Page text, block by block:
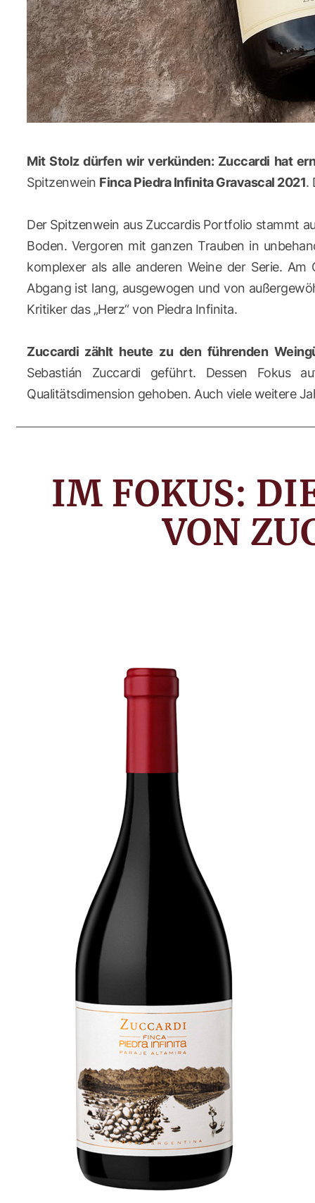
Mit Stolz dürfen wir verkünden: Zuccardi hat
Spitzenwein Finca Piedra Infinita Gravascal 2021.
Der Spitzenwein aus Zuccardis Portfolio stammt
Boden. Vergoren mit ganzen Trauben in
komplexer als alle anderen Weine der Serie.
Abgang ist lang, ausgewogen und von
Kritiker das „Herz“ von Piedra Infinita.
Zuccardi zählt heute zu den führenden
Sebastián Zuccardi geführt. Dessen Fokus
Qualitätsdimension gehoben. Auch viele weitere
IM FOKUS:
VON